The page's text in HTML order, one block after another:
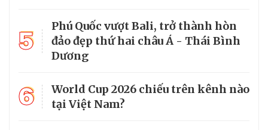
5
Phú Quốc vượt Bali, trở thành hòn
đảo đẹp thứ hai châu Á - Thái Bình
Dương
6
World Cup 2026 chiếu trên kênh nào
tại Việt Nam?